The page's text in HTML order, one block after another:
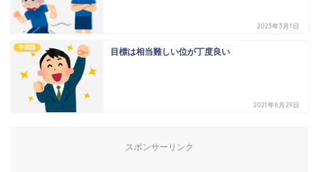
2023年3月1日
中国語 目標は相当難しい位が丁度良い
2021年6月29日
スポンサーリンク